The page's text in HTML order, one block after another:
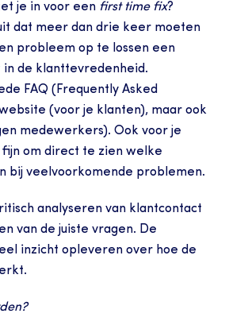
je in voor een first time fix?
dat meer dan drie keer moeten
probleem op te lossen een
de klanttevredenheid.
FAQ (Frequently Asked
(voor je klanten), maar ook
medewerkers). Ook voor je
om direct te zien welke
bij veelvoorkomende problemen.
analyseren van klantcontact
van de juiste vragen. De
inzicht opleveren over hoe de